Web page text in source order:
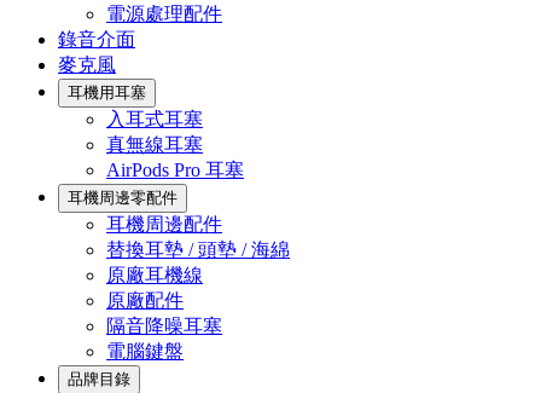
電源處理配件
錄音介面
麥克風
耳機用耳塞
入耳式耳塞
真無線耳塞
AirPods Pro 耳塞
耳機周邊零配件
耳機周邊配件
替換耳墊 / 頭墊 / 海綿
原廠耳機線
原廠配件
隔音降噪耳塞
電腦鍵盤
品牌目錄